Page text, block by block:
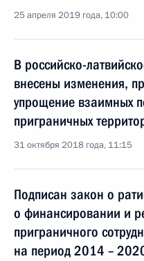
25 апреля 2019 года, 10:00
В российско-
внесены изменения,
упрощение взаимных
приграничных
31 октября 2018 года, 11:15
Подписан закон о
о финансировании и
приграничного
на период 2014 –